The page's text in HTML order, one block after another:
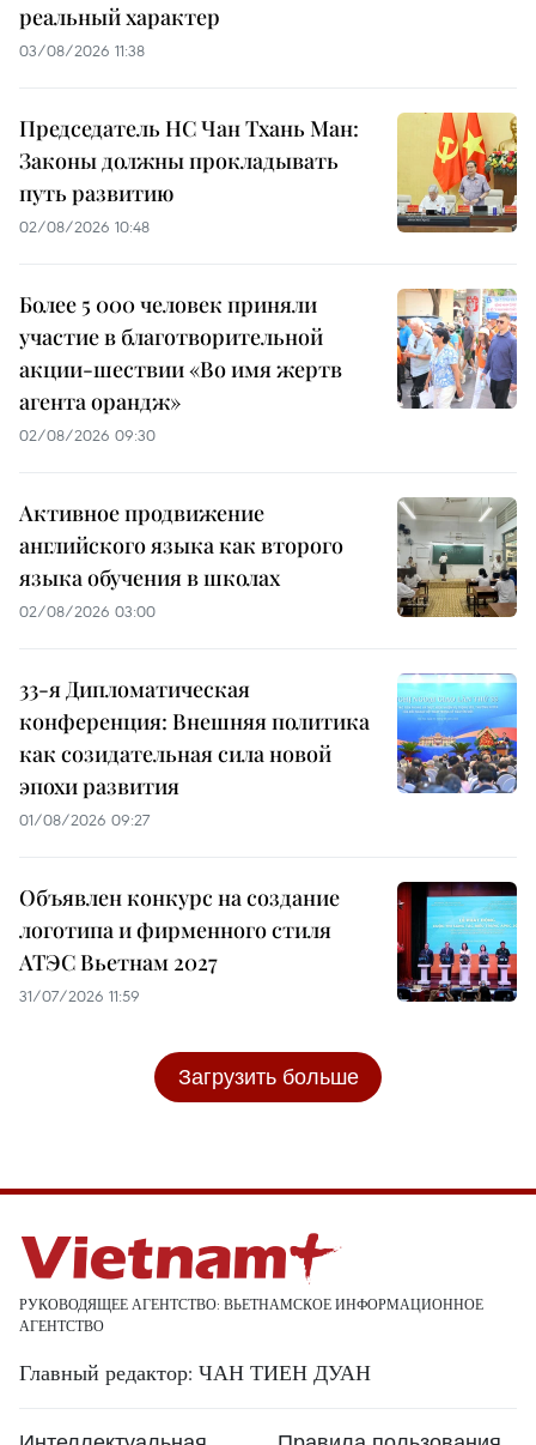
реальный характер
03/08/2026 11:38
Председатель НС Чан Тхань Ман:
Законы должны прокладывать
путь развитию
02/08/2026 10:48
Более 5 000 человек приняли
участие в благотворительной
акции-шествии «Во имя жертв
агента орандж»
02/08/2026 09:30
Активное продвижение
английского языка как второго
языка обучения в школах
02/08/2026 03:00
33-я Дипломатическая
конференция: Внешняя политика
как созидательная сила новой
эпохи развития
01/08/2026 09:27
Объявлен конкурс на создание
логотипа и фирменного стиля
АТЭС Вьетнам 2027
31/07/2026 11:59
Загрузить больше
РУКОВОДЯЩЕЕ АГЕНТСТВО: ВЬЕТНАМСКОЕ ИНФОРМАЦИОННОЕ
АГЕНТСТВО
Главный редактор: ЧАН ТИЕН ДУАН